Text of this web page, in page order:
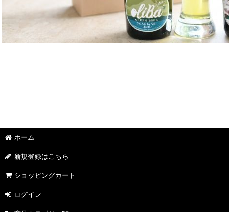
ホーム
新規登録はこちら
ショッピングカート
ログイン